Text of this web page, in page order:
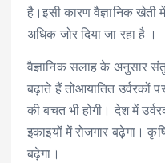
है।इसी कारण वैज्ञानिक खेती
अधिक जोर दिया जा रहा है ।
वैज्ञानिक सलाह के अनुसार
बढ़ाते हैं तोआयातित उर्वरकों
की बचत भी होगी। देश में
इकाइयों में रोजगार बढ़ेगा।
बढ़ेगा।